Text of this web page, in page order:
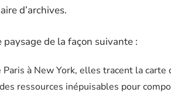
d’archives.
de la façon suivante :
Paris à New York, elles tracent la carte
ressources inépuisables pour